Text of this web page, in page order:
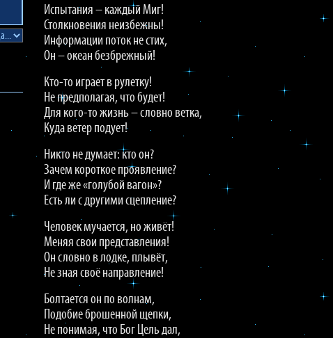
Испытания – каждый Миг!
Столкновения неизбежны!
Информации поток не стих,
Он – океан безбрежный!
Кто-то играет в рулетку!
Не предполагая, что будет!
Для кого-то жизнь – словно ветка,
Куда ветер подует!
Никто не думает: кто он?
Зачем короткое проявление?
И где же «голубой вагон»?
Есть ли с другими сцепление?
Человек мучается, но живёт!
Меняя свои представления!
Он словно в лодке, плывёт,
Не зная своё направление!
Болтается он по волнам,
Подобие брошенной щепки,
Не понимая, что Бог Цель дал,